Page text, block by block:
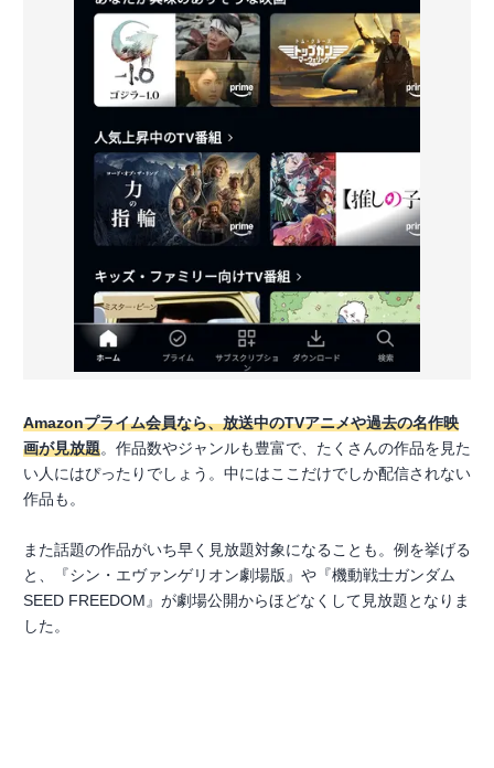
Amazonプライム会員なら、放送中のTVアニメや過去の名作映
画が見放題。作品数やジャンルも豊富で、たくさんの作品を見た
い人にはぴったりでしょう。中にはここだけでしか配信されない
作品も。
また話題の作品がいち早く見放題対象になることも。例を挙げる
と、『シン・エヴァンゲリオン劇場版』や『機動戦士ガンダム
SEED FREEDOM』が劇場公開からほどなくして見放題となりま
した。